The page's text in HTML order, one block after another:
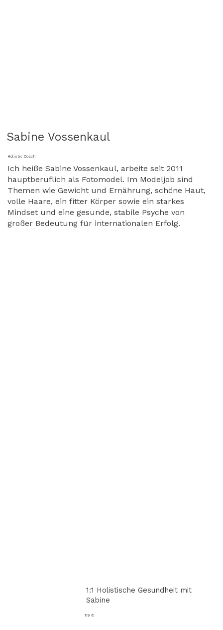
Sabine Vossenkaul
Holistic Coach
Ich heiße Sabine Vossenkaul, arbeite seit 2011
hauptberuflich als Fotomodel. Im Modeljob sind
Themen wie Gewicht und Ernährung, schöne Haut,
volle Haare, ein fitter Körper sowie ein starkes
Mindset und eine gesunde, stabile Psyche von
großer Bedeutung für internationalen Erfolg.
1:1 Holistische Gesundheit mit
Sabine
119 €